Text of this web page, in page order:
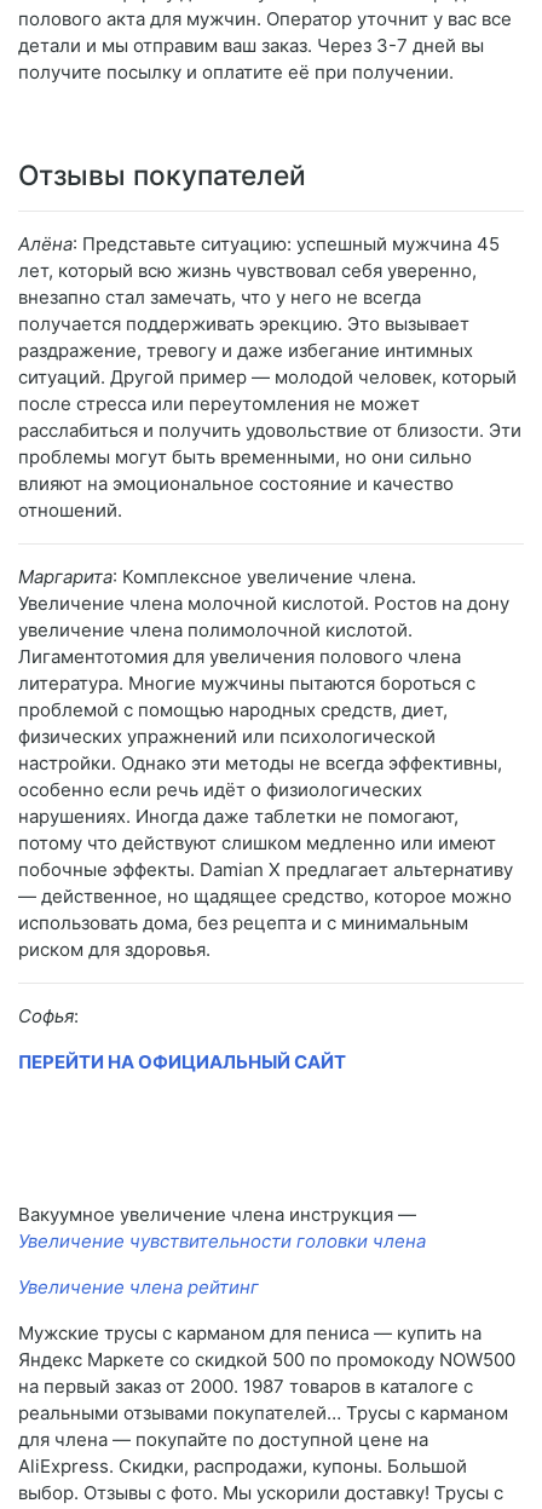
полового акта для мужчин. Оператор уточнит у вас все
детали и мы отправим ваш заказ. Через 3-7 дней вы
получите посылку и оплатите её при получении.
Отзывы покупателей
Алёна: Представьте ситуацию: успешный мужчина 45
лет, который всю жизнь чувствовал себя уверенно,
внезапно стал замечать, что у него не всегда
получается поддерживать эрекцию. Это вызывает
раздражение, тревогу и даже избегание интимных
ситуаций. Другой пример — молодой человек, который
после стресса или переутомления не может
расслабиться и получить удовольствие от близости. Эти
проблемы могут быть временными, но они сильно
влияют на эмоциональное состояние и качество
отношений.
Маргарита: Комплексное увеличение члена.
Увеличение члена молочной кислотой. Ростов на дону
увеличение члена полимолочной кислотой.
Лигаментотомия для увеличения полового члена
литература. Многие мужчины пытаются бороться с
проблемой с помощью народных средств, диет,
физических упражнений или психологической
настройки. Однако эти методы не всегда эффективны,
особенно если речь идёт о физиологических
нарушениях. Иногда даже таблетки не помогают,
потому что действуют слишком медленно или имеют
побочные эффекты. Damian X предлагает альтернативу
— действенное, но щадящее средство, которое можно
использовать дома, без рецепта и с минимальным
риском для здоровья.
Софья:
ПЕРЕЙТИ НА ОФИЦИАЛЬНЫЙ САЙТ
Вакуумное увеличение члена инструкция —
Увеличение чувствительности головки члена
Увеличение члена рейтинг
Мужские трусы с карманом для пениса — купить на
Яндекс Маркете со скидкой 500 по промокоду NOW500
на первый заказ от 2000. 1987 товаров в каталоге с
реальными отзывами покупателей… Трусы с карманом
для члена — покупайте по доступной цене на
AliExpress. Скидки, распродажи, купоны. Большой
выбор. Отзывы с фото. Мы ускорили доставку! Трусы с